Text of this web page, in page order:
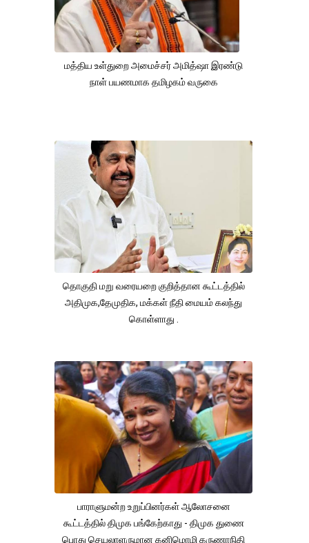
மத்திய உள்துறை அமைச்சர் அமித்ஷா இரண்டு
நாள் பயணமாக தமிழகம் வருகை
தொகுதி மறு வரையறை குறித்தான கூட்டத்தில்
அதிமுக,தேமுதிக, மக்கள் நீதி மையம் கலந்து
கொள்ளாது .
பாராளுமன்ற உறுப்பினர்கள் ஆலோசனை
கூட்டத்தில் திமுக பங்கேற்காது - திமுக துணை
பொது செயலாளருமான கனிமொழி கருணாநிதி